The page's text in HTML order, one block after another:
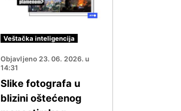
Veštačka inteligencija
Objavljeno 23. 06. 2026. u
14:31
Slike fotografa u
blizini oštećenog